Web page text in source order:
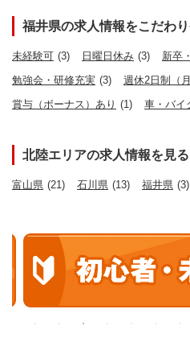
福井県の求人情報をこだわ
未経験可 (3) 日曜日休み (3) 新卒
勉強会・研修充実 (3) 週休2日制（月
賞与（ボーナス）あり (1) 車・バイ
北陸エリアの求人情報を見る
富山県 (21) 石川県 (13) 福井県 (3)